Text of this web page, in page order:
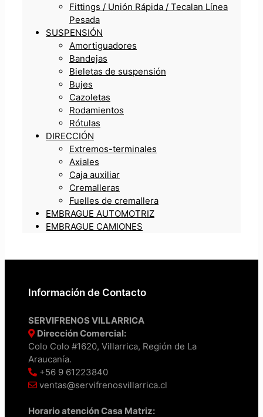
Fittings / Unión Rápida / Tecalan Línea
Pesada
SUSPENSIÓN
Amortiguadores
Bandejas
Bieletas de suspensión
Bujes
Cazoletas
Rodamientos
Rótulas
DIRECCIÓN
Extremos-terminales
Axiales
Caja auxiliar
Cremalleras
Fuelles de cremallera
EMBRAGUE AUTOMOTRIZ
EMBRAGUE CAMIONES
Información de Contacto
SERVIFRENOS VILLARRICA
Dirección Comercial:
Colo Colo #1620, Villarrica, Región de La
Araucanía.
+56 9 61223840
ventas@servifrenosvillarrica.cl
Horario atención Casa Matriz: